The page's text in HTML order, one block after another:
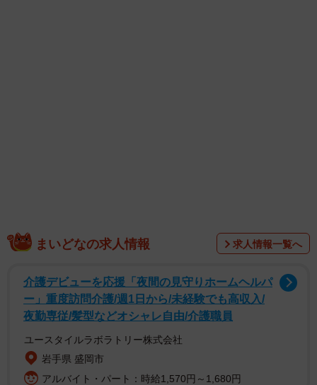
まいどなの求人情報 求人情報一覧へ
介護デビューを応援「夜間の見守りホームヘルパ
ー」重度訪問介護/週1日から/未経験でも高収入/
夜勤専従/髪型などオシャレ自由/介護職員
ユースタイルラボラトリー株式会社
岩手県 盛岡市
アルバイト・パート：時給1,570円～1,680円